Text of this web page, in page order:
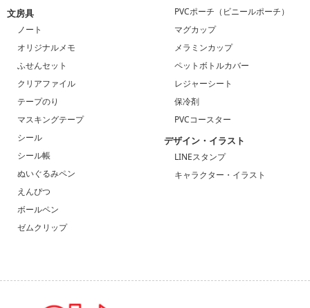
文房具
ノート
オリジナルメモ
ふせんセット
クリアファイル
テープのり
マスキングテープ
シール
シール帳
ぬいぐるみペン
えんぴつ
ボールペン
ゼムクリップ
PVCポーチ（ビニールポーチ）
マグカップ
メラミンカップ
ペットボトルカバー
レジャーシート
保冷剤
PVCコースター
デザイン・イラスト
LINEスタンプ
キャラクター・イラスト